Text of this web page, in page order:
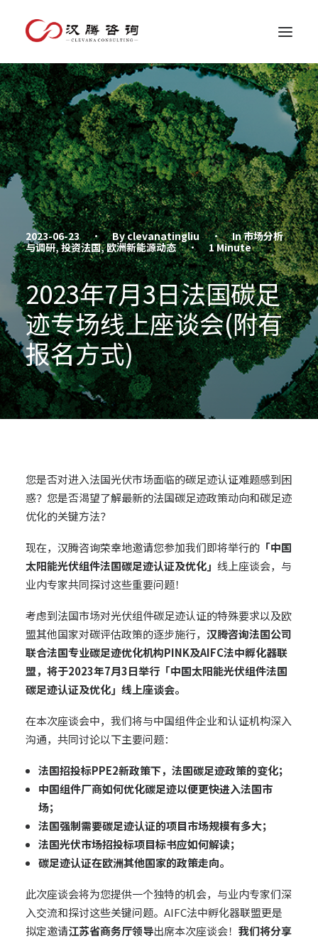
2023-06-23 • Byclevanatingliu • In市场分析
与调研,投资法国,欧洲新能源动态 • 1 Minute
2023年7月3日法国碳足
迹专场线上座谈会(附有
报名方式)
您是否对进入法国光伏市场面临的碳足迹认证难题感到困
惑？您是否渴望了解最新的法国碳足迹政策动向和碳足迹
优化的关键方法？
现在，汉腾咨询荣幸地邀请您参加我们即将举行的 「中国
太阳能光伏组件法国碳足迹认证及优化」 线上座谈会，与
业内专家共同探讨这些重要问题！
考虑到法国市场对光伏组件碳足迹认证的特殊要求以及欧
盟其他国家对碳评估政策的逐步施行， 汉腾咨询法国公司
联合法国专业碳足迹优化机构PINK及AIFC法中孵化器联
盟， 将于2023年7月3日举行「中国太阳能光伏组件法国
碳足迹认证及优化」线上座谈会。
在本次座谈会中，我们将与中国组件企业和认证机构深入
沟通，共同讨论以下主要问题：
法国招投标PPE2新政策下，法国碳足迹政策的变化；
中国组件厂商如何优化碳足迹以便更快进入法国市
场；
法国强制需要碳足迹认证的项目市场规模有多大；
法国光伏市场招投标项目标书应如何解读；
碳足迹认证在欧洲其他国家的政策走向。
此次座谈会将为您提供一个独特的机会，与业内专家们深
入交流和探讨这些关键问题。AIFC法中孵化器联盟更是
拟定邀请江苏省商务厅领导出席本次座谈会！ 我们将分享